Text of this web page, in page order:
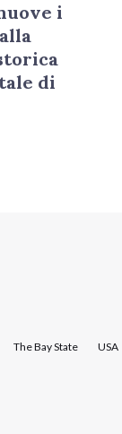
i
di
The Bay State USA